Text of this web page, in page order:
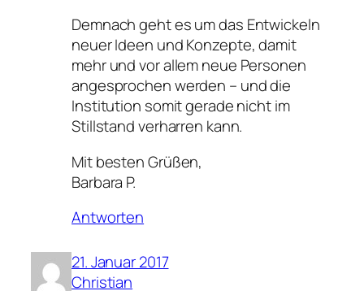
Demnach geht es um das Entwickeln
neuer Ideen und Konzepte, damit
mehr und vor allem neue Personen
angesprochen werden – und die
Institution somit gerade nicht im
Stillstand verharren kann.
Mit besten Grüßen,
Barbara P.
Antworten
21. Januar 2017
Christian